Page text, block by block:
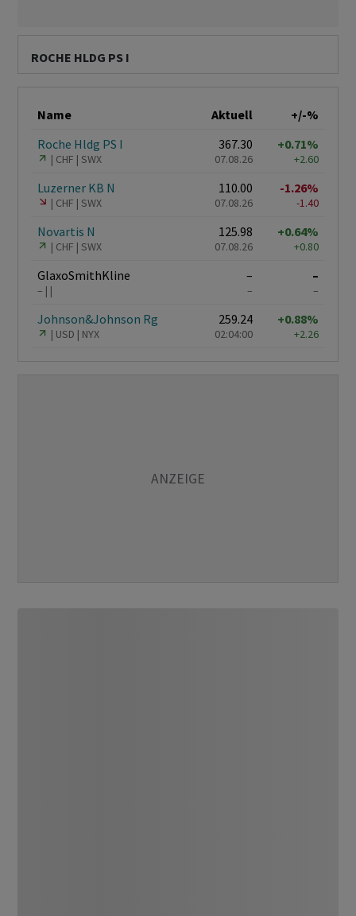
ROCHE HLDG PS I
Name Aktuell
+/-%
Roche Hldg PS I
CHF SWX
367.30
07.08.26
+0.71%
+2.60
Luzerner KB N
CHF SWX
110.00
07.08.26
-1.26%
-1.40
Novartis N
CHF SWX
125.98
07.08.26
+0.64%
+0.80
GlaxoSmithKline
–
–
–
–
–
Johnson&Johnson Rg
USD NYX
259.24
02:04:00
+0.88%
+2.26